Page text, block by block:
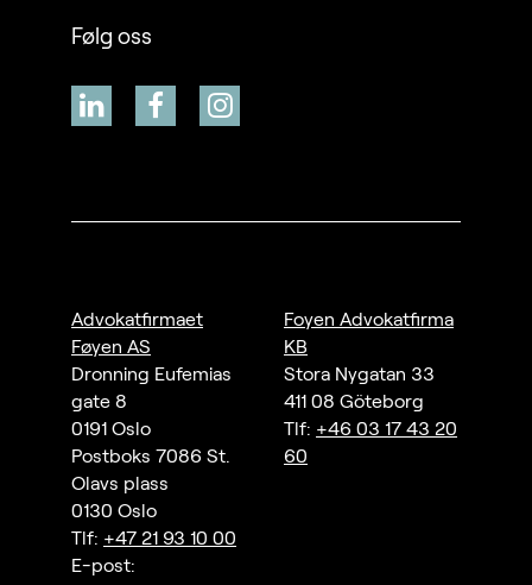
Følg oss
Advokatfirmaet
Føyen AS
Dronning Eufemias
gate 8
0191 Oslo
Postboks 7086 St.
Olavs plass
0130 Oslo
Tlf: +47 21 93 10 00
E-post:
Foyen Advokatfirma
KB
Stora Nygatan 33
411 08 Göteborg
Tlf: +46 03 17 43 20
60